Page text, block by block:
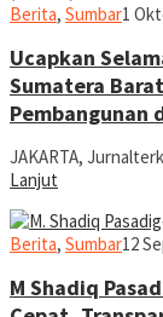
Berita, Sumbar1
Ucapkan
Sumatera
Pembangunan
JAKARTA,
Lanjut
Berita, Sumbar12
M Shadiq